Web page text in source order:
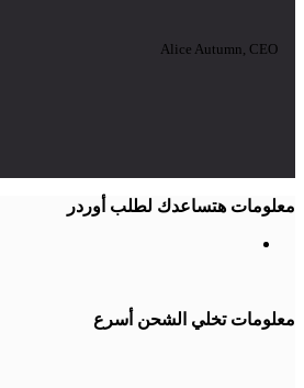
Alice Autumn, CEO
معلومات هتساعدك لطلب أوردر
معلومات تخلي الشحن أسرع